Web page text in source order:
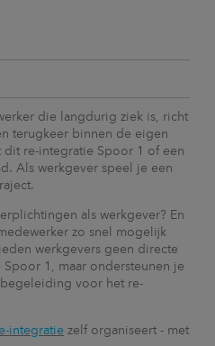
die langdurig ziek is, richt
terugkeer binnen de eigen
re-integratie Spoor 1 of een
Als werkgever speel je een
als werkgever? En
zo snel mogelijk
werkgevers geen directe
1, maar ondersteunen je
voor het re-
integratie zelf organiseert - met